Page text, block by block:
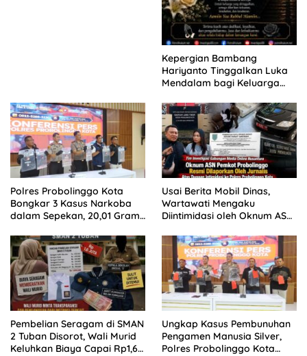
Kepergian Bambang
Hariyanto Tinggalkan Luka
Mendalam bagi Keluarga
Polres Probolinggo Kota
Bongkar 3 Kasus Narkoba
dalam Sepekan, 20,01 Gram
Usai Berita Mobil Dinas,
Wartawati Mengaku
Diintimidasi oleh Oknum ASN
Tempuh Jalur Hukum
Pembelian Seragam di SMAN
2 Tuban Disorot, Wali Murid
Keluhkan Biaya Capai Rp1,6
Ungkap Kasus Pembunuhan
Pengamen Manusia Silver,
Polres Probolinggo Kota